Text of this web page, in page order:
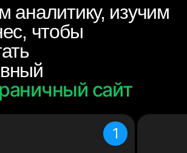
аналитику, изучим
чтобы
сайт
1